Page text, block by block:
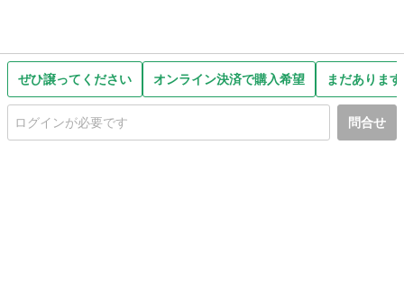
ぜひ譲ってください オンライン決済で購入希望 まだありま
問合せ